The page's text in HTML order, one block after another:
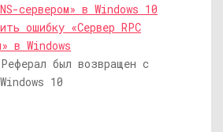
сервером» в Windows 10
ошибку «Сервер RPC
в Windows
был возвращен с
10